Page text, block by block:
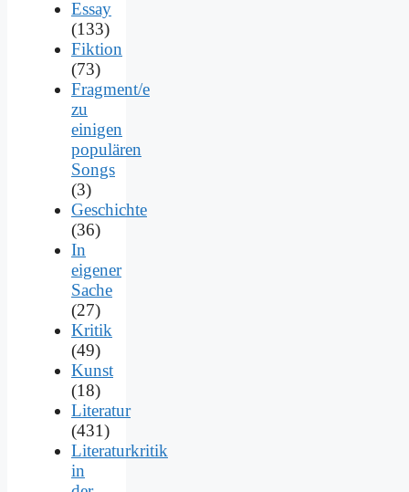
Essay
(133)
Fiktion
(73)
Fragment/e
zu
einigen
populären
Songs
(3)
Geschichte
(36)
In
eigener
Sache
(27)
Kritik
(49)
Kunst
(18)
Literatur
(431)
Literaturkritik
in